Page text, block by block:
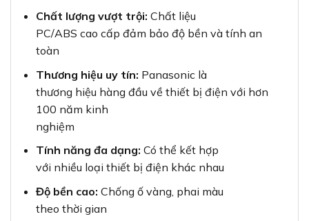
Chất lượng vượt trội: Chất liệu
PC/ABS cao cấp đảm bảo độ bền và tính an
toàn
Thương hiệu uy tín: Panasonic là
thương hiệu hàng đầu về thiết bị điện với hơn
100 năm kinh
nghiệm
Tính năng đa dạng: Có thể kết hợp
với nhiều loại thiết bị điện khác nhau
Độ bền cao: Chống ố vàng, phai màu
theo thời gian